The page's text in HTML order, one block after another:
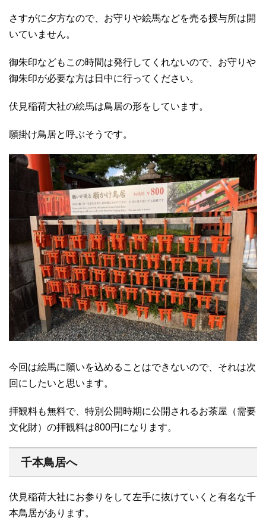
さすがに夕方なので、お守りや絵馬などを売る授与所は開
いていません。
御朱印などもこの時間は発行してくれないので、お守りや
御朱印が必要な方は日中に行ってください。
伏見稲荷大社の絵馬は鳥居の形をしています。
願掛け鳥居と呼ぶそうです。
今回は絵馬に願いを込めることはできないので、それは次
回にしたいと思います。
拝観料も無料で、特別公開時期に公開されるお茶屋（需要
文化財）の拝観料は800円になります。
千本鳥居へ
伏見稲荷大社にお参りをして左手に抜けていくと有名な千
本鳥居があります。